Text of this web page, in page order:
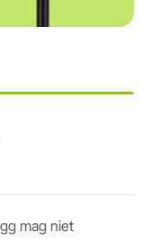
mag niet